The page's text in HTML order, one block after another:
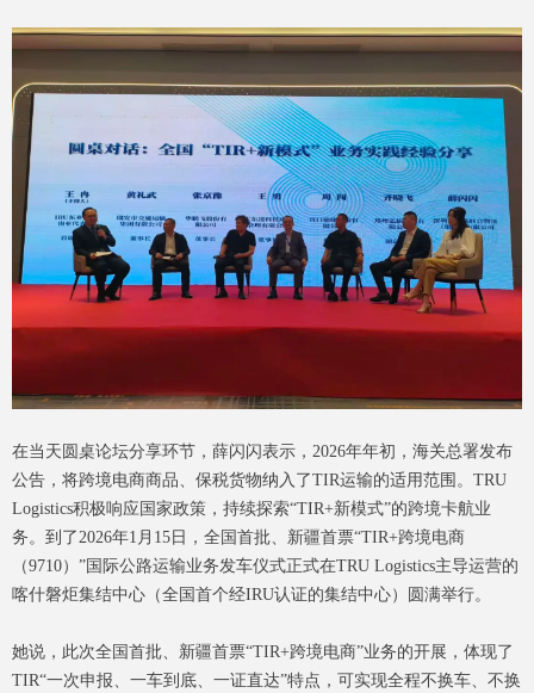
在当天圆桌论坛分享环节，薛闪闪表示，2026年年初，海关总署发布
公告，将跨境电商商品、保税货物纳入了TIR运输的适用范围。TRU
Logistics积极响应国家政策，持续探索“TIR+新模式”的跨境卡航业
务。到了2026年1月15日，全国首批、新疆首票“TIR+跨境电商
（9710）”国际公路运输业务发车仪式正式在TRU Logistics主导运营的
喀什磐炬集结中心（全国首个经IRU认证的集结中心）圆满举行。
她说，此次全国首批、新疆首票“TIR+跨境电商”业务的开展，体现了
TIR“一次申报、一车到底、一证直达”特点，可实现全程不换车、不换